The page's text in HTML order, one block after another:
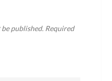
published. Required